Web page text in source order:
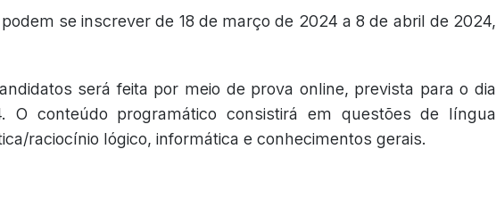
se inscrever de 18 de março de 2024 a 8 de abril de 2024,
será feita por meio de prova online, prevista para o dia
O conteúdo programático consistirá em questões de língua
raciocínio lógico, informática e conhecimentos gerais.